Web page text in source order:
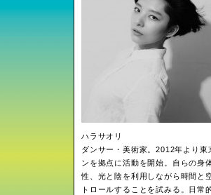
ハラサオリ
ダンサー・美術家。2012年より東
ンを拠点に活動を開始。自らの身
性、光と陰を利用しながら時間と
トロールすることを試みる。日常